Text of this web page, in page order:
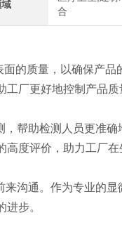
合
的质量，以确保产品
厂更好地控制产品
帮助检测人员更准
度评价，助力工厂
沟通。作为专业的
步。